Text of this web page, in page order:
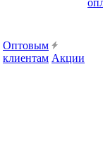
Оптовым
клиентам Акции